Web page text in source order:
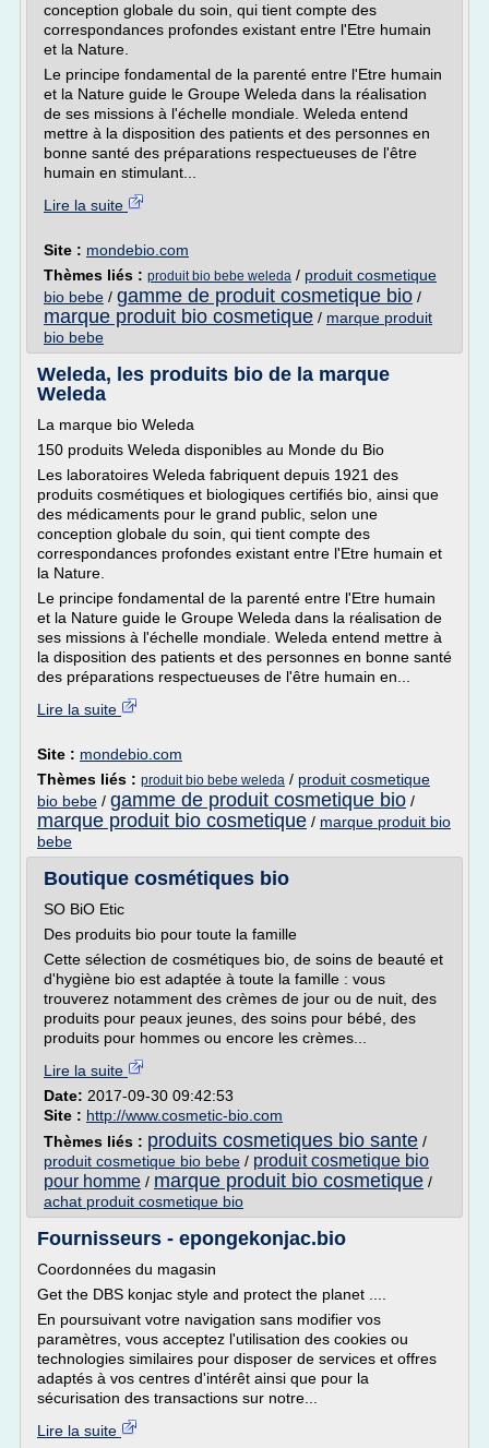
conception globale du soin, qui tient compte des
correspondances profondes existant entre l'Etre humain
et la Nature.
Le principe fondamental de la parenté entre l'Etre humain
et la Nature guide le Groupe Weleda dans la réalisation
de ses missions à l'échelle mondiale. Weleda entend
mettre à la disposition des patients et des personnes en
bonne santé des préparations respectueuses de l'être
humain en stimulant...
Lire la suite
Site : mondebio.com
Thèmes liés : produit bio bebe weleda / produit cosmetique
bio bebe / gamme de produit cosmetique bio /
marque produit bio cosmetique / marque produit
bio bebe
Weleda, les produits bio de la marque
Weleda
La marque bio Weleda
150 produits Weleda disponibles au Monde du Bio
Les laboratoires Weleda fabriquent depuis 1921 des
produits cosmétiques et biologiques certifiés bio, ainsi que
des médicaments pour le grand public, selon une
conception globale du soin, qui tient compte des
correspondances profondes existant entre l'Etre humain et
la Nature.
Le principe fondamental de la parenté entre l'Etre humain
et la Nature guide le Groupe Weleda dans la réalisation de
ses missions à l'échelle mondiale. Weleda entend mettre à
la disposition des patients et des personnes en bonne santé
des préparations respectueuses de l'être humain en...
Lire la suite
Site : mondebio.com
Thèmes liés : produit bio bebe weleda / produit cosmetique
bio bebe / gamme de produit cosmetique bio /
marque produit bio cosmetique / marque produit bio
bebe
Boutique cosmétiques bio
SO BiO Etic
Des produits bio pour toute la famille
Cette sélection de cosmétiques bio, de soins de beauté et
d'hygiène bio est adaptée à toute la famille : vous
trouverez notamment des crèmes de jour ou de nuit, des
produits pour peaux jeunes, des soins pour bébé, des
produits pour hommes ou encore les crèmes...
Lire la suite
Date: 2017-09-30 09:42:53
Site : http://www.cosmetic-bio.com
Thèmes liés : produits cosmetiques bio sante /
produit cosmetique bio bebe / produit cosmetique bio
pour homme / marque produit bio cosmetique /
achat produit cosmetique bio
Fournisseurs - epongekonjac.bio
Coordonnées du magasin
Get the DBS konjac style and protect the planet ....
En poursuivant votre navigation sans modifier vos
paramètres, vous acceptez l'utilisation des cookies ou
technologies similaires pour disposer de services et offres
adaptés à vos centres d'intérêt ainsi que pour la
sécurisation des transactions sur notre...
Lire la suite